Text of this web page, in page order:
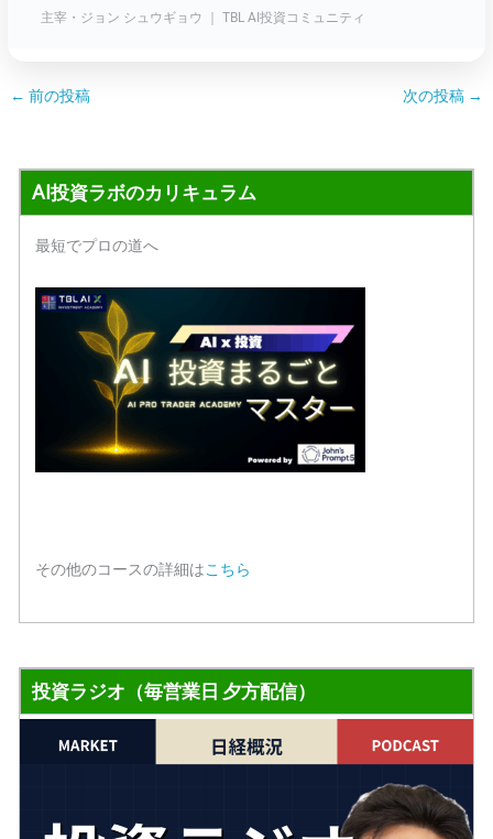
主宰・ジョン シュウギョウ ｜ TBL AI投資コミュニティ
← 前の投稿 次の投稿 →
AI投資ラボのカリキュラム
最短でプロの道へ
その他のコースの詳細はこちら
投資ラジオ（毎営業日 夕方配信）